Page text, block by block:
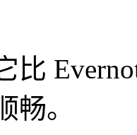
比
畅。